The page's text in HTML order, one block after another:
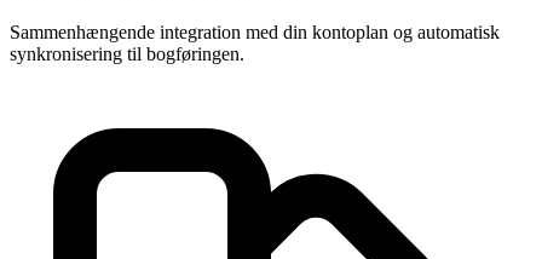
Sammenhængende integration med din kontoplan og automatisk
synkronisering til bogføringen.